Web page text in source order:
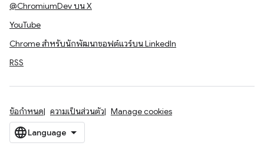
@ChromiumDev บน X
YouTube
Chrome สำหรับนักพัฒนาซอฟต์แวร์บน LinkedIn
RSS
ข้อกำหนด ความเป็นส่วนตัว Manage cookies